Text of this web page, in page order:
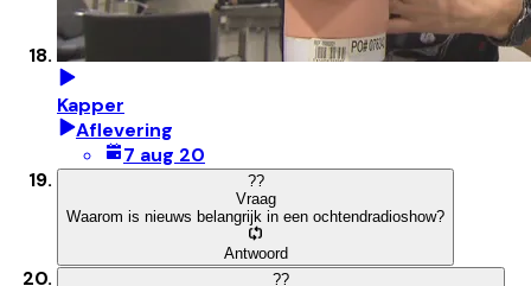
Kapper
Aflevering
7 aug 20
??
Vraag
Waarom is nieuws belangrijk in een ochtendradioshow?
Antwoord
??